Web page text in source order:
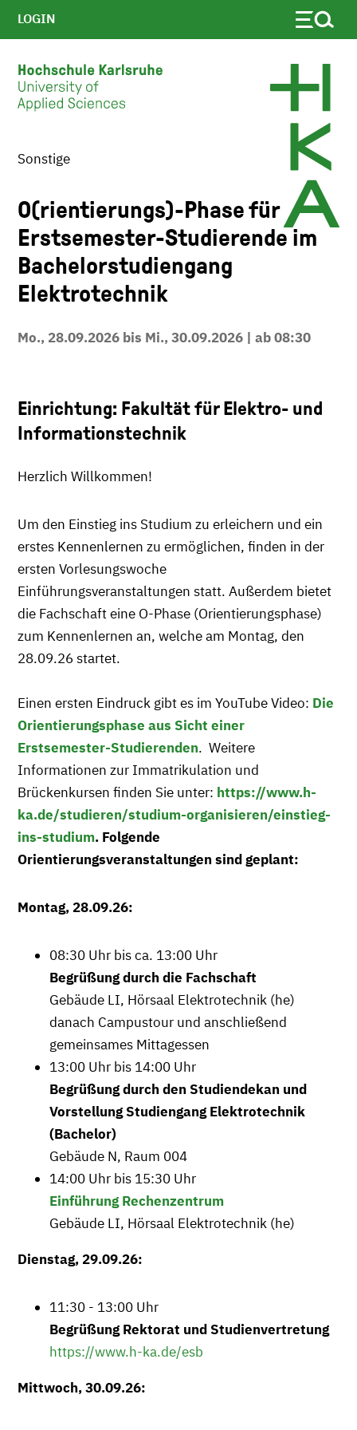
Skip to main content
LOGIN
Sonstige
O(rientierungs)-Phase für
Erstsemester-Studierende im
Bachelorstudiengang
Elektrotechnik
Mo., 28.09.2026 bis Mi., 30.09.2026 | ab 08:30
Einrichtung: Fakultät für Elektro- und
Informationstechnik
Herzlich Willkommen!
Um den Einstieg ins Studium zu erleichern und ein
erstes Kennenlernen zu ermöglichen, finden in der
ersten Vorlesungswoche
Einführungsveranstaltungen statt. Außerdem bietet
die Fachschaft eine O-Phase (Orientierungsphase)
zum Kennenlernen an, welche am Montag, den
28.09.26 startet.
Einen ersten Eindruck gibt es im YouTube Video: Die
Orientierungsphase aus Sicht einer
Erstsemester-Studierenden. Weitere
Informationen zur Immatrikulation und
Brückenkursen finden Sie unter: https://www.h-
ka.de/studieren/studium-organisieren/einstieg-
ins-studium. Folgende
Orientierungsveranstaltungen sind geplant:
Montag, 28.09.26:
08:30 Uhr bis ca. 13:00 Uhr
Begrüßung durch die Fachschaft
Gebäude LI, Hörsaal Elektrotechnik (he)
danach Campustour und anschließend
gemeinsames Mittagessen
13:00 Uhr bis 14:00 Uhr
Begrüßung durch den Studiendekan und
Vorstellung Studiengang Elektrotechnik
(Bachelor)
Gebäude N, Raum 004
14:00 Uhr bis 15:30 Uhr
Einführung Rechenzentrum
Gebäude LI, Hörsaal Elektrotechnik (he)
Dienstag, 29.09.26:
11:30 - 13:00 Uhr
Begrüßung Rektorat und Studienvertretung
https://www.h-ka.de/esb
Mittwoch, 30.09.26: